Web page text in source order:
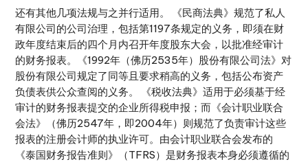
还有其他几项法规与之并行适用。 《民商法典》规范了私人
有限公司的公司治理，包括第1197条规定的义务，即须在财
政年度结束后的四个月内召开年度股东大会，以批准经审计
的财务报表。《1992年（佛历2535年）股份有限公司法》对
股份有限公司规定了同等且要求稍高的义务，包括公布资产
负债表供公众查阅的义务。 《税收法典》适用于必须基于经
审计的财务报表提交的企业所得税申报；而《会计职业联合
会法》（佛历2547年，即2004年）则规范了负责审计这些
报表的注册会计师的执业许可。由会计职业联合会发布的
《泰国财务报告准则》（TFRS）是财务报表本身必须遵循的